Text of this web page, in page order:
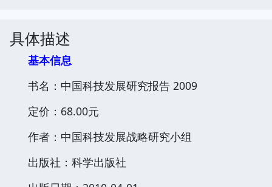
具体描述
基本信息
书名：中国科技发展研究报告 2009
定价：68.00元
作者：中国科技发展战略研究小组
出版社：科学出版社